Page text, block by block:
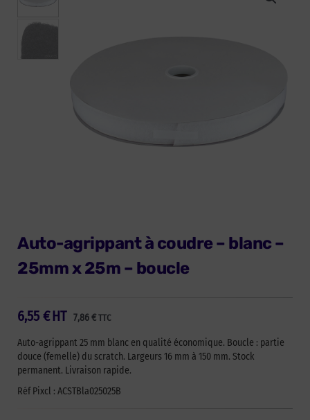
Auto-agrippant à coudre – blanc –
25mm x 25m – boucle
6,55 € 7,86€ TTC
HT
Auto-agrippant 25 mm blanc en qualité économique. Boucle : partie
douce (femelle) du scratch. Largeurs 16 mm à 150 mm. Stock
permanent. Livraison rapide.
Réf Pixcl : ACSTBla025025B